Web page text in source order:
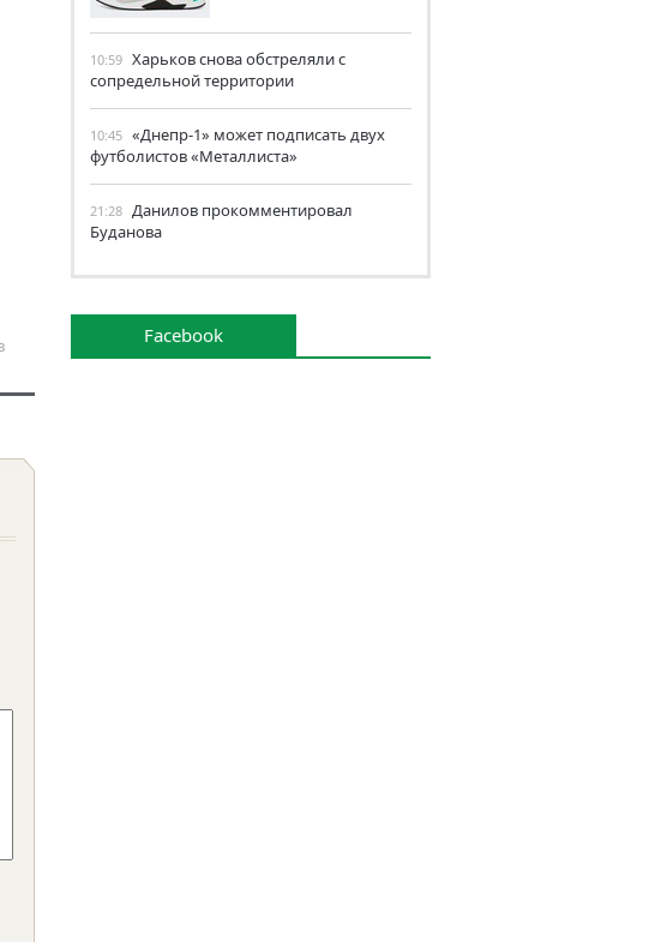
10:59 Харьков снова обстреляли с
сопредельной территории
10:45 «Днепр-1» может подписать двух
футболистов «Металлиста»
21:28 Данилов прокомментировал
Буданова
Facebook